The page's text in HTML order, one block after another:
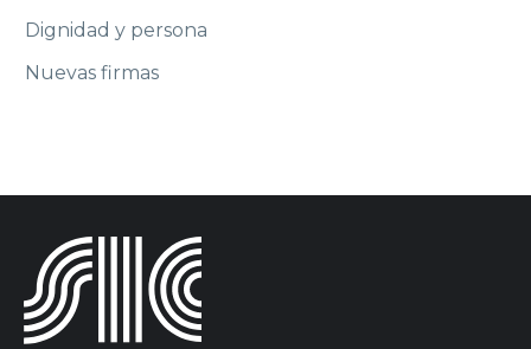
Dignidad y persona
Nuevas firmas